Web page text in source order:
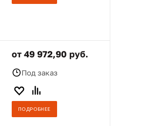
от 49 972,90 руб.
Под заказ
ПОДРОБНЕЕ